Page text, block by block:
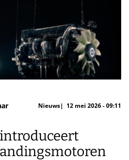
Nieuws 12 mei 2026 - 09:11